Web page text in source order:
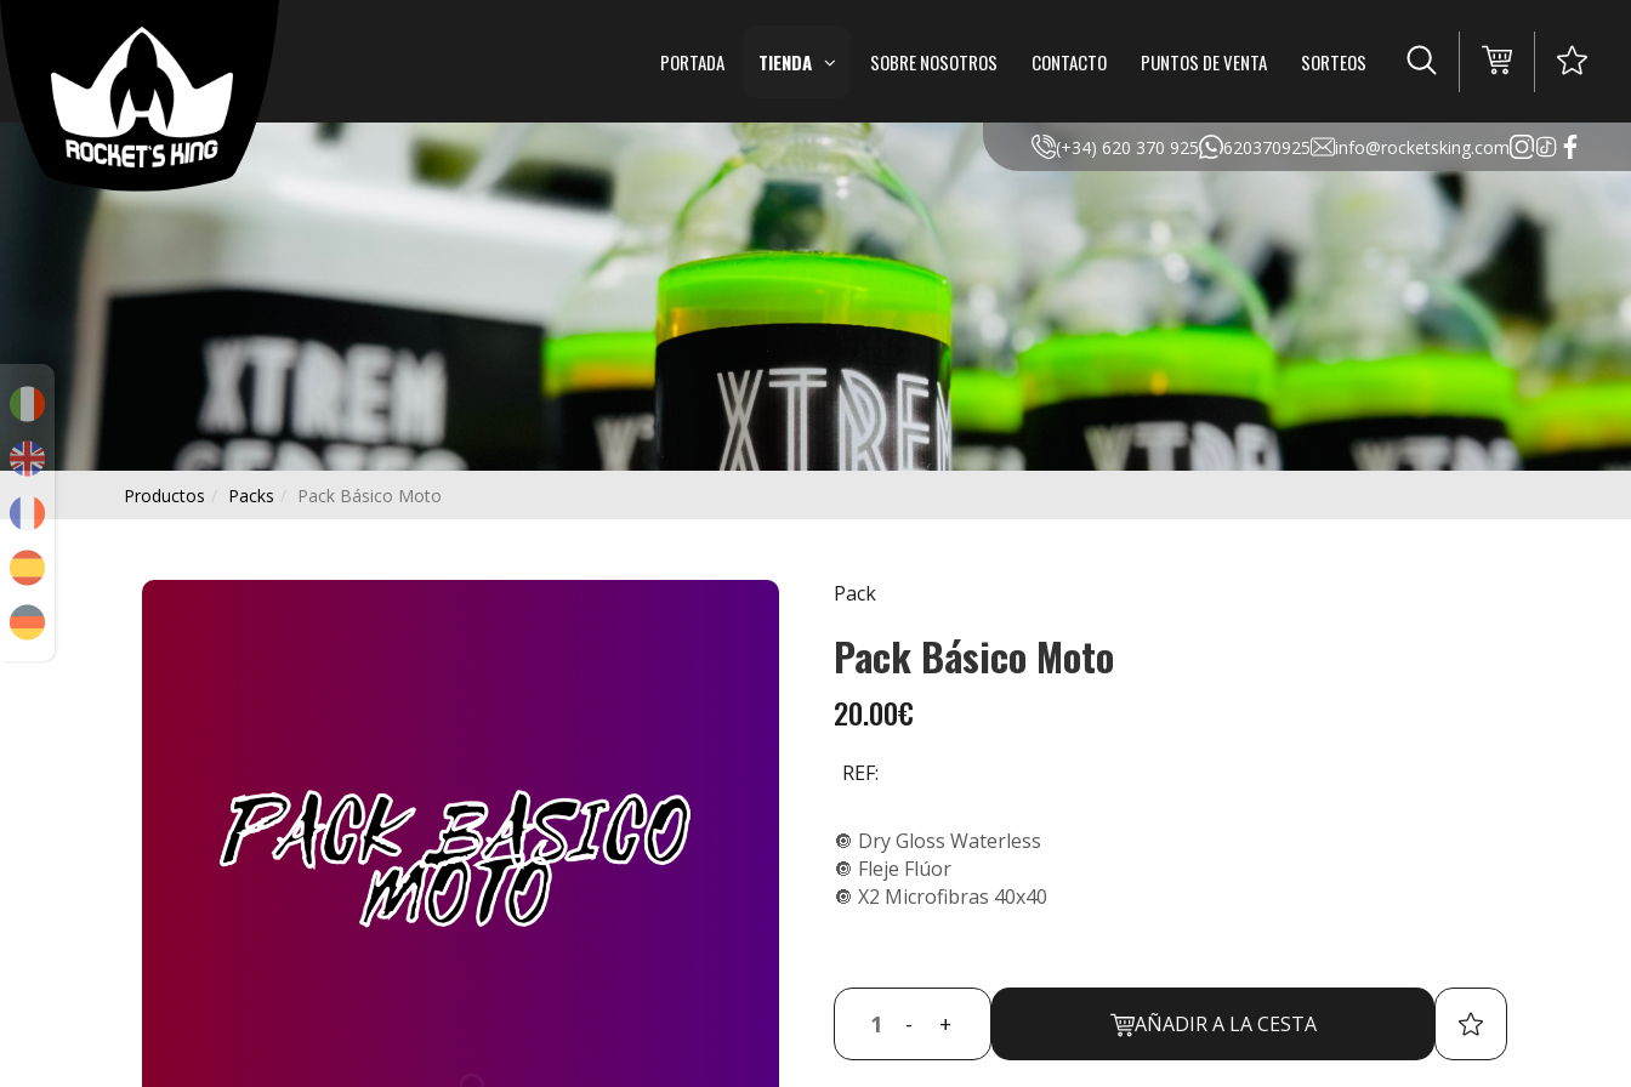
PORTADA TIENDA SOBRE NOSOTROS CONTACTO PUNTOS DE VENTA SORTEOS
(+34) 620 370 925 620370925 info@rocketsking.com
FAVORITOS
PORTADA
NOSOTROS
DE
VENTA
SORTEOS
LLAMAR
AHORA
Productos Packs Pack Básico Moto
Pack
Pack Básico Moto
20.00€
REF:
🔘 Dry Gloss Waterless
🔘 Fleje Flúor
🔘 X2 Microfibras 40x40
- + AÑADIR A LA CESTA